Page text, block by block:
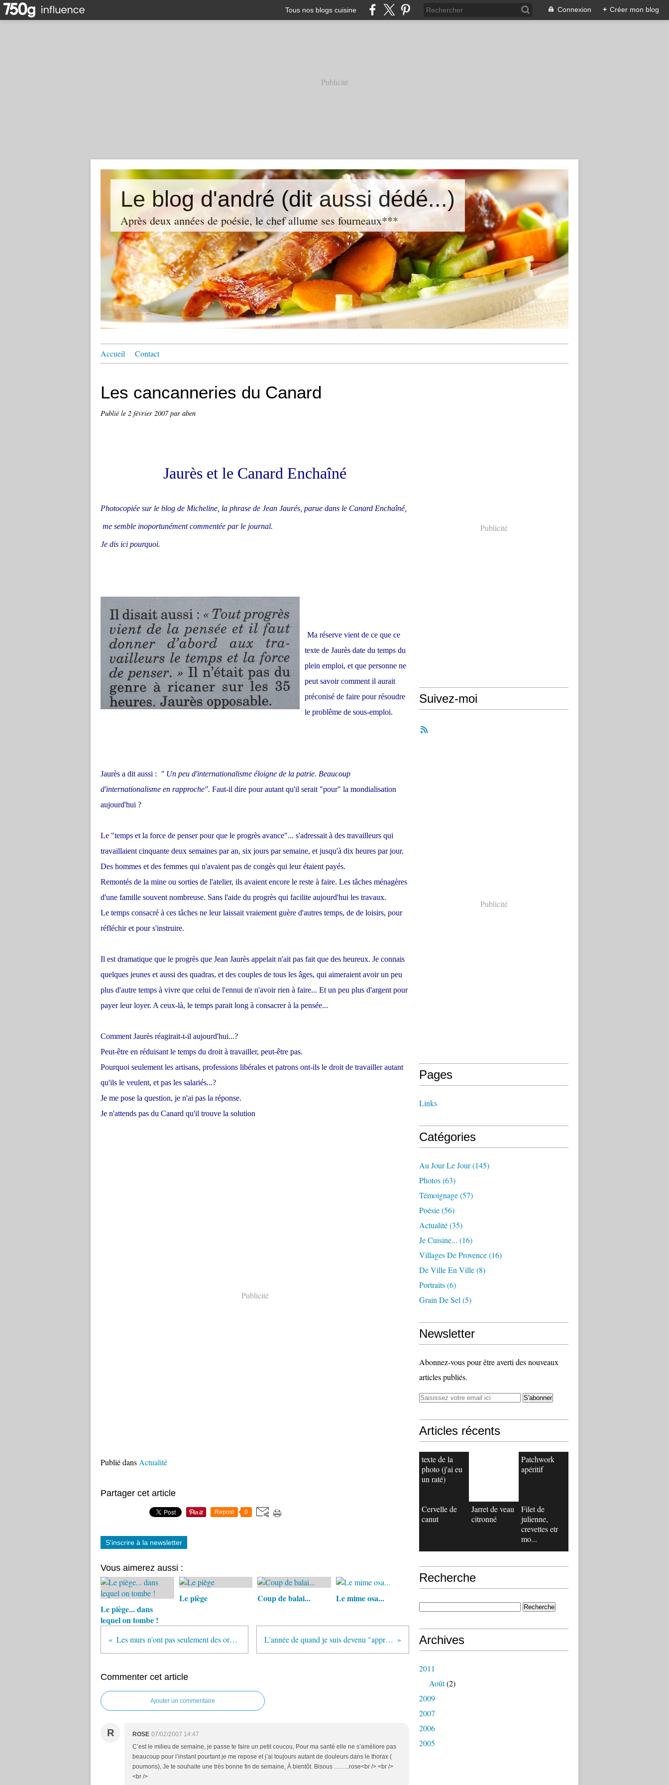
Tous nos blogs cuisine Connexion + Créer mon blog
Publicité
Le blog d'andré (dit aussi dédé...)
Après deux années de poésie, le chef allume ses fourneaux***
Accueil Contact
Les cancanneries du Canard
Publié le 2 février 2007par aben
Jaurès et le Canard Enchaîné
Photocopiée sur le blog de Micheline, la phrase de Jean Jaurés, parue dans le Canard Enchaîné,
me semble inoportunément commentée par le journal.
Je dis ici pourquoi.
Ma réserve vient de ce que ce
texte de Jaurès date du temps du
plein emploi, et que personne ne
peut savoir comment il aurait
préconisé de faire pour résoudre
le problême de sous-emploi.
Jaurès a dit aussi :
" Un peu d'internationalisme éloigne de la patrie. Beaucoup
d'internationalisme en rapproche". Faut-il dire pour autant qu'il serait "pour" la mondialisation
aujourd'hui ?
Le "temps et la force de penser pour que le progrès avance"... s'adressait à des travailleurs qui
travaillaient cinquante deux semaines par an, six jours par semaine, et jusqu'à dix heures par jour.
Des hommes et des femmes qui n'avaient pas de congès qui leur étaient payés.
Remontés de la mine ou sorties de l'atelier, ils avaient encore le reste à faire. Les tâches ménagères
d'une famille souvent nombreuse. Sans l'aide du progrès qui facilite aujourd'hui les travaux.
Le temps consacré à ces tâches ne leur laissait vraiement guère d'autres temps, de de loisirs, pour
réfléchir et pour s'instruire.
Il est dramatique que le progrès que Jean Jaurès appelait n'ait pas fait que des heureux. Je connais
quelques jeunes et aussi des quadras, et des couples de tous les âges, qui aimeraient avoir un peu
plus d'autre temps à vivre que celui de l'ennui de n'avoir rien à faire... Et un peu plus d'argent pour
payer leur loyer. A ceux-là, le temps parait long à consacrer à la pensée...
Comment Jaurès réagirait-t-il aujourd'hui...?
Peut-être en réduisant le temps du droit à travailler, peut-être pas.
Pourquoi seulement les artisans, professions libérales et patrons ont-ils le droit de travailler autant
qu'ils le veulent, et pas les salariés...?
Je me pose la question, je n'ai pas la réponse.
Je n'attends pas du Canard qu'il trouve la solution
Publicité
Publié dans Actualité
Partager cet article
Repost 0
S'inscrire à la newsletter
Vous aimerez aussi :
Le piège... dans
lequel on tombe !
Le piège Coup de balai... Le mime osa...
Les murs n'ont pas seulement des oreilles, ils nous parlent aussi L'année de quand je suis devenu "apprenti ouvrier en jouets"...1/4
Commenter cet article
Ajouter un commentaire
R ROSE 07/02/2007 14:47
C’est le milieu de semaine, je passe te faire un petit coucou, Pour ma santé elle ne s’améliore pas
beaucoup pour l’instant pourtant je me repose et j’ai toujours autant de douleurs dans le thorax (
poumons), Je te souhaite une très bonne fin de semaine, À bientôt. Bisous ……..rose<br /> <br />
<br />
Publicité
Suivez-moi
Publicité
Pages
Links
Catégories
Au Jour Le Jour(145)
Photos(63)
Témoignage(57)
Poésie(56)
Actualité(35)
Je Cuisine... (16)
Villages De Provence(16)
De Ville En Ville(8)
Portraits(6)
Grain De Sel (5)
Newsletter
Abonnez-vous pour être averti des nouveaux
articles publiés.
Articles récents
texte de la
photo (j'ai eu
un raté)
Patchwork
apéritif
Cervelle de
canut
Jarret de veau
citronné
Filet de
julienne,
crevettes etr
mo...
Recherche
Archives
2011
Août(2)
2009
2007
2006
2005